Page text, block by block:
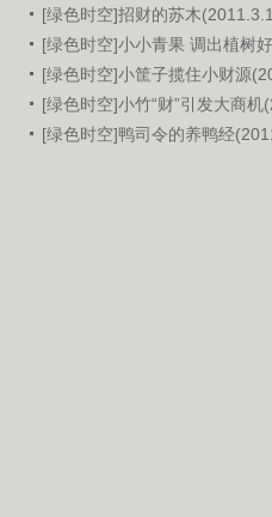
[绿色时空]招财的苏木
[绿色时空]小小青果 调出植树
[绿色时空]小筐子揽住小财源
[绿色时空]小竹“财”引发大商机
[绿色时空]鸭司令的养鸭经